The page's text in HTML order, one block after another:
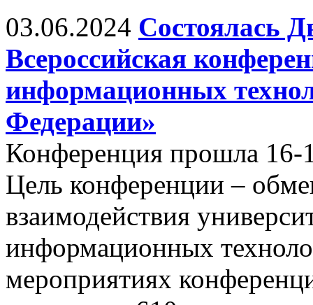
03.06.2024 Состоялась
Всероссийская
информационных
Федерации»
Конференция прошла 16-
Цель конференции –
взаимодействия
информационных
мероприятиях